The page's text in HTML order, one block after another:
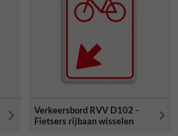
Verkeersbord RVV D102 -
Fietsers rijbaan wisselen